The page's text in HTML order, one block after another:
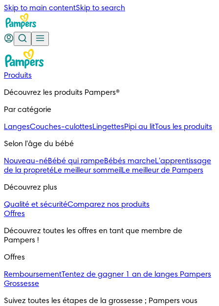
Skip to main contentSkip to search
Produits
Découvrez les produits Pampers®
Par catégorie
LangesCouches-culottesLingettesPipi au litTous les produits
Selon l'âge du bébé
Nouveau-néBébé qui rampeBébés marcheL'apprentissage
de la propretéLe meilleur sommeil Le meilleur de Pampers
Découvrez plus
Qualité et sécuritéComparez nos produits
Offres
Découvrez toutes les offres en tant que membre de
Pampers !
Offres
RemboursementTentez de gagner 1 an de langes Pampers
Grossesse
Suivez toutes les étapes de la grossesse ; Pampers vous